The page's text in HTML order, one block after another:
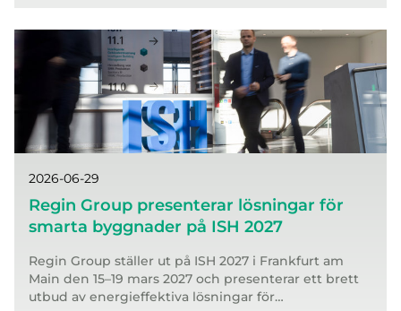
2026-06-29
Regin Group presenterar lösningar för
smarta byggnader på ISH 2027
Regin Group ställer ut på ISH 2027 i Frankfurt am
Main den 15–19 mars 2027 och presenterar ett brett
utbud av energieffektiva lösningar för